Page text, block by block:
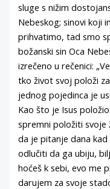
sluge s nižim
Nebeskog; sinovi koji
prihvatimo, tad smo
božanski sin Oca
izrečeno u rečenici:
tko život svoj položi
jednog pojedinca je
Kao što je Isus
spremni položiti svoje
da je pitanje dana
odlučiti da ga ubiju,
hoćeš k sebi, evo me
darujem za svoje